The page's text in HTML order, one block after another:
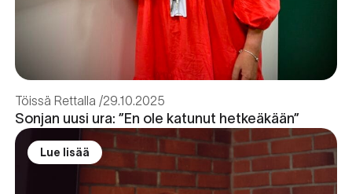
Töissä Rettalla 29.10.2025
Sonjan uusi ura: ”En ole katunut hetkeäkään”
Lue lisää